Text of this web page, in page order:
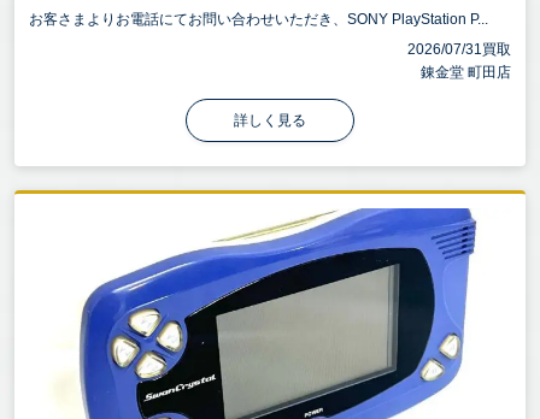
お客さまよりお電話にてお問い合わせいただき、SONY PlayStation P...
2026/07/31買取
錬金堂 町田店
詳しく見る